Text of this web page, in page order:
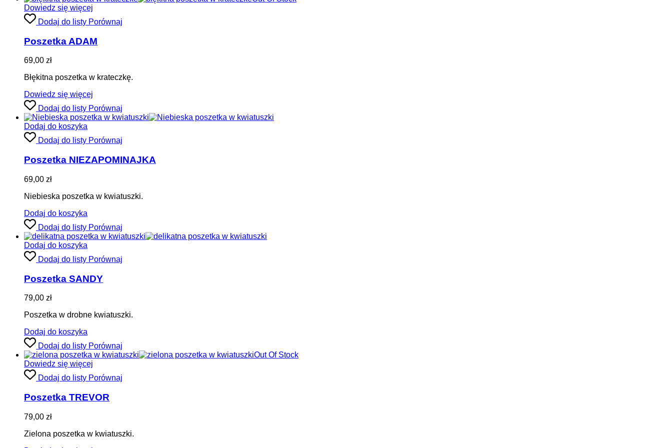
Dowiedz się więcej
Dodaj do listy Porównaj
Poszetka ADAM
69,00 zł
Błękitna poszetka w krateczkę.
Dowiedz się więcej
Dodaj do listy Porównaj
Dodaj do koszyka
Dodaj do listy Porównaj
Poszetka NIEZAPOMINAJKA
69,00 zł
Niebieska poszetka w kwiatuszki.
Dodaj do koszyka
Dodaj do listy Porównaj
Dodaj do koszyka
Dodaj do listy Porównaj
Poszetka SANDY
79,00 zł
Poszetka w drobne kwiatuszki.
Dodaj do koszyka
Dodaj do listy Porównaj
Out Of Stock
Dowiedz się więcej
Dodaj do listy Porównaj
Poszetka TREVOR
79,00 zł
Zielona poszetka w kwiatuszki.